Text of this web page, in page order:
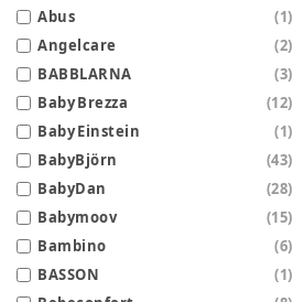
Abus
(1)
Angelcare
(2)
BABBLARNA
(3)
Baby Brezza
(12)
Baby Einstein
(1)
BabyBjörn
(43)
BabyDan
(28)
Babymoov
(15)
Bambino
(6)
BASSON
(1)